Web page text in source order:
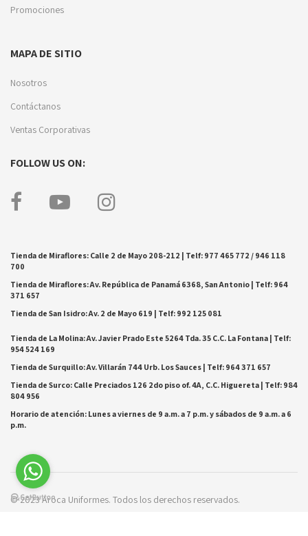
Promociones
MAPA DE SITIO
Nosotros
Contáctanos
Ventas Corporativas
FOLLOW US ON:
Tienda de Miraflores: Calle 2 de Mayo 208-212 | Telf: 977 465 772 / 946 118
700
Tienda de Miraflores: Av. República de Panamá 6368, San Antonio | Telf: 964
371 657
Tienda de San Isidro: Av. 2 de Mayo 619 | Telf: 992 125 081
Tienda de La Molina: Av. Javier Prado Este 5264 Tda. 35 C.C. La Fontana | Telf:
954 524 169
Tienda de Surquillo: Av. Villarán 744 Urb. Los Sauces | Telf: 964 371 657
Tienda de Surco: Calle Preciados 126 2do piso of. 4A, C.C. Higuereta | Telf: 984
804 956
Horario de atención: Lunes a viernes de 9 a.m. a 7 p.m. y sábados de 9 a.m. a 6
p.m.
© 2023 Aroca Uniformes. Todos los derechos reservados.